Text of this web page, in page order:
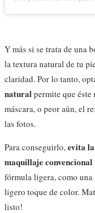
Y más si se trata de una
la textura natural de tu
claridad. Por lo tanto,
naturalpermite que éste
máscara, o peor aún, el
las fotos.
Para conseguirlo,evita la
maquillaje convencional
fórmula ligera, como
ligero toque de color.
listo!